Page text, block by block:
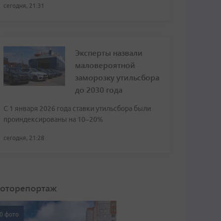
сегодня, 21:31
Эксперты назвали
маловероятной
заморозку утильсбора
до 2030 года
С 1 января 2026 года ставки утильсбора были
проиндексированы на 10–20%
сегодня, 21:28
фото